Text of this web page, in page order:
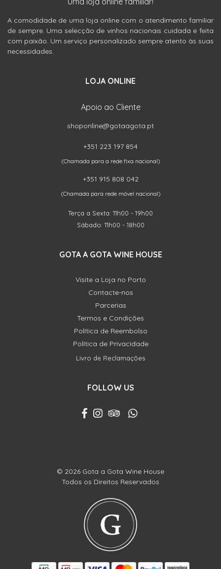
A comodidade de uma loja online com o atendimento familiar
de sempre. Uma selecção de vinhos nacionais cuidada e feita
com paixão. Um serviço personalizado sempre atento às suas
necessidades.
LOJA ONLINE
Apoio ao Cliente
shoponline@gotaagota.pt
+351 223 197 854
(Chamada para a rede fixa nacional)
+351 915 808 042
(Chamada para rede móvel nacional)
Terça a Sexta: 11h00 - 19h00
Sábado: 11h00 - 18h00
GOTA A GOTA WINE HOUSE
Visite a Loja no Porto
Contacte-nos
Parcerias
Termos e Condições
Política de Reembolso
Política de Privacidade
Livro de Reclamações
FOLLOW US
© 2026 Gota a Gota Wine House
Todos os Direitos Reservados